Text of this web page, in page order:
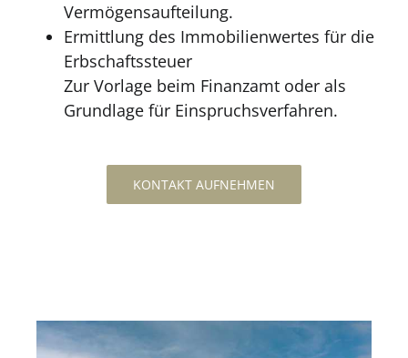
Vermögensaufteilung.
Ermittlung des Immobilienwertes für die
Erbschaftssteuer
Zur Vorlage beim Finanzamt oder als
Grundlage für Einspruchsverfahren.
KONTAKT AUFNEHMEN